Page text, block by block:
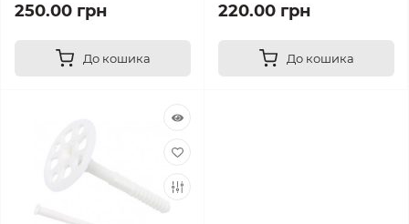
250.00 грн
До кошика
220.00 грн
До кошика